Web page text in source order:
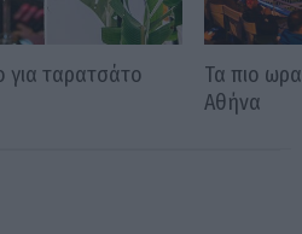
για ταρατσάτο
Τα πιο
Αθήνα